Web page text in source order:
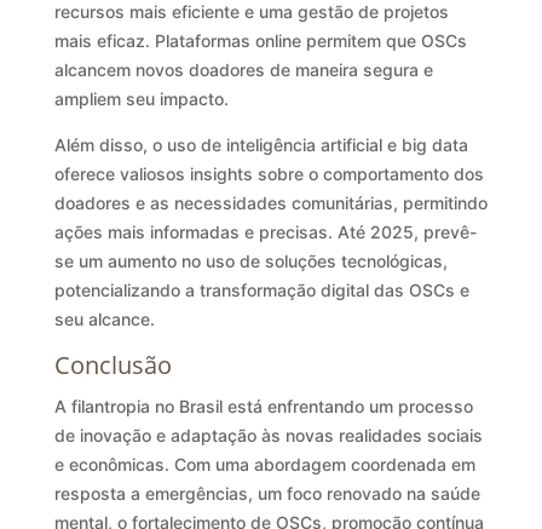
recursos mais eficiente e uma gestão de projetos
mais eficaz. Plataformas online permitem que OSCs
alcancem novos doadores de maneira segura e
ampliem seu impacto.
Além disso, o uso de inteligência artificial e big data
oferece valiosos insights sobre o comportamento dos
doadores e as necessidades comunitárias, permitindo
ações mais informadas e precisas. Até 2025, prevê-
se um aumento no uso de soluções tecnológicas,
potencializando a transformação digital das OSCs e
seu alcance.
Conclusão
A filantropia no Brasil está enfrentando um processo
de inovação e adaptação às novas realidades sociais
e econômicas. Com uma abordagem coordenada em
resposta a emergências, um foco renovado na saúde
mental, o fortalecimento de OSCs, promoção contínua